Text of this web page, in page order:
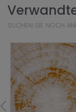
SUCHEN SIE NOCH